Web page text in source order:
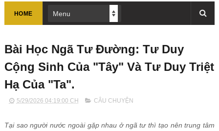
HOME
Bài Học Ngã Tư Đường: Tư Duy
Cộng Sinh Của "Tây" Và Tư Duy Triệt
Hạ Của "Ta".
5/29/2026 04:19:00 CH CÂU CHUYỆN
Tại sao người nước ngoài gặp nhau ở ngã tư thì tạo nên trung tâm